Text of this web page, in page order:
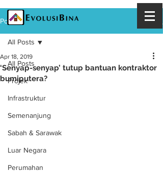
Post
All Posts
Projek
Infrastruktur
Semenanjung
Sabah & Sarawak
Luar Negara
Perumahan
All Posts
‘Senyap-senyap’ tutup bantuan kontraktor
bumiputera?
Apr 18, 2019